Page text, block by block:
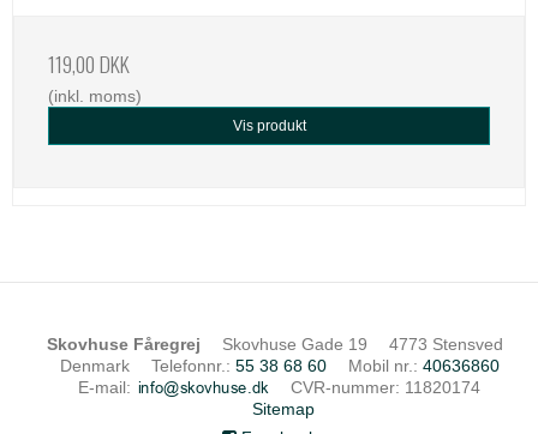
119,00 DKK
(inkl. moms)
Vis produkt
Skovhuse Fåregrej Skovhuse Gade 19
4773 Stensved
Denmark
Telefonnr. : 55 38 68 60 Mobil nr. : 40636860
E-mail: CVR-nummer: 11820174
Sitemap